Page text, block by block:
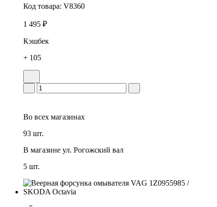
Код товара: V8360
1 495 ₽
Кэшбек
+ 105
Во всех магазинах
93 шт.
В магазине ул. Рогожский вал
5 шт.